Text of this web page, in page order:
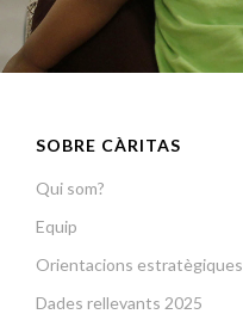
SOBRE CÀRITAS
Qui som?
Equip
Orientacions estratègiques
Dades rellevants 2025